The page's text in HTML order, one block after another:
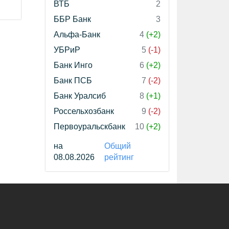
ВТБ
2
ББР Банк
3
Альфа-Банк
4 (+2)
УБРиР
5 (-1)
Банк Инго
6 (+2)
Банк ПСБ
7 (-2)
Банк Уралсиб
8 (+1)
Россельхозбанк
9 (-2)
Первоуральскбанк
10 (+2)
на
08.08.2026
Общий
рейтинг